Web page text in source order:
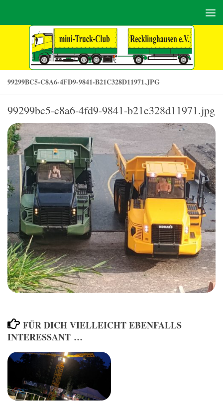
99299BC5-C8A6-4FD9-9841-B21C328D11971.JPG
99299bc5-c8a6-4fd9-9841-b21c328d11971.jpg
FÜR DICH VIELLEICHT EBENFALLS
INTERESSANT …